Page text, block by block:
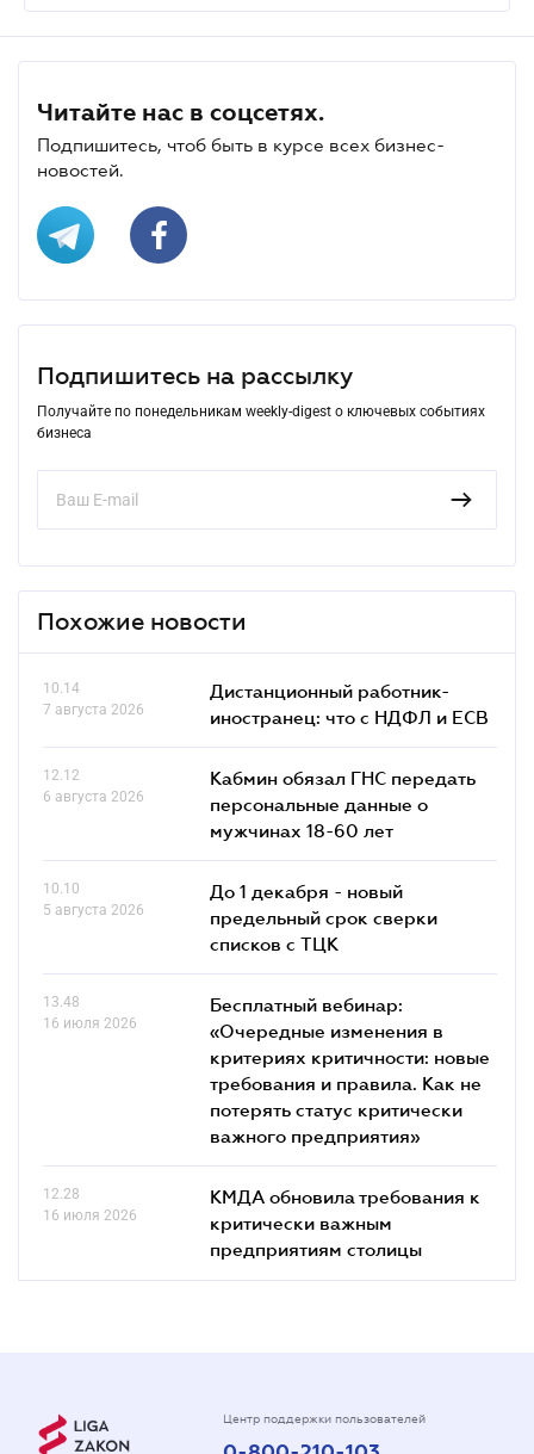
Читайте нас в соцсетях.
Подпишитесь, чтоб быть в курсе всех бизнес-
новостей.
Подпишитесь на рассылку
Получайте по понедельникам weekly-digest о ключевых событиях
бизнеса
Похожие новости
10.14
7 августа 2026
Дистанционный работник-
иностранец: что с НДФЛ и ЕСВ
12.12
6 августа 2026
Кабмин обязал ГНС передать
персональные данные о
мужчинах 18-60 лет
10.10
5 августа 2026
До 1 декабря - новый
предельный срок сверки
списков c ТЦК
13.48
16 июля 2026
Бесплатный вебинар:
«Очередные изменения в
критериях критичности: новые
требования и правила. Как не
потерять статус критически
важного предприятия»
12.28
16 июля 2026
КМДА обновила требования к
критически важным
предприятиям столицы
Центр поддержки пользователей